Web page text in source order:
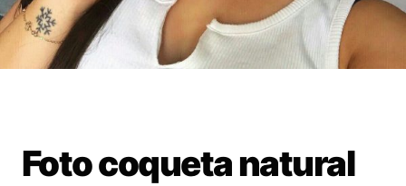
Foto coqueta natural